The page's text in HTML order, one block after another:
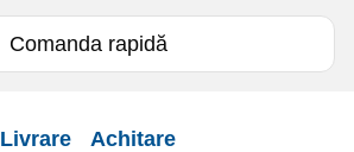
Comanda rapidă
Livrare Achitare